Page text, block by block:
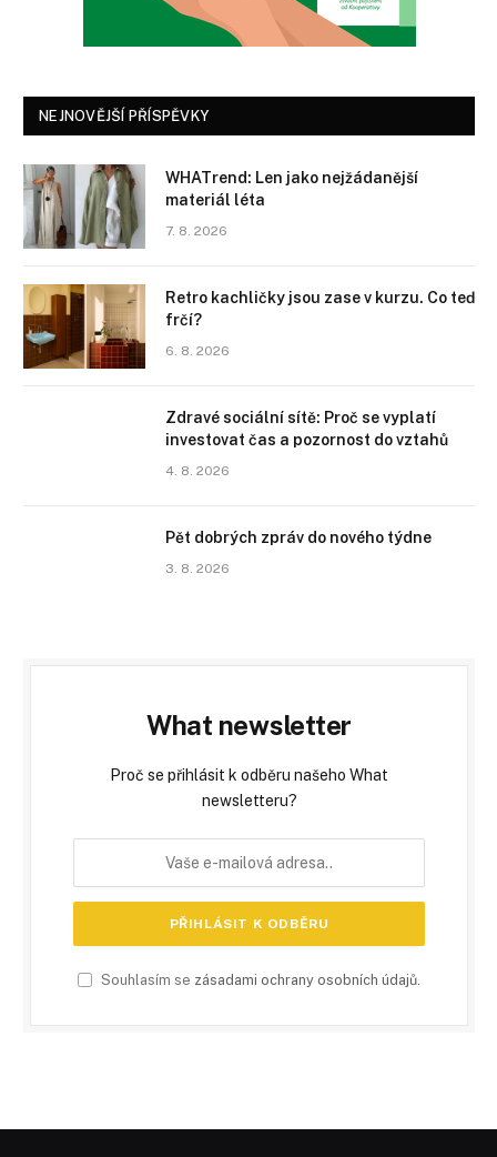
NEJNOVĚJŠÍ PŘÍSPĚVKY
WHATrend: Len jako nejžádanější
materiál léta
7. 8. 2026
Retro kachličky jsou zase v kurzu. Co teď
frčí?
6. 8. 2026
Zdravé sociální sítě: Proč se vyplatí
investovat čas a pozornost do vztahů
4. 8. 2026
Pět dobrých zpráv do nového týdne
3. 8. 2026
What newsletter
Proč se přihlásit k odběru našeho What
newsletteru?
Souhlasím se zásadami ochrany osobních údajů